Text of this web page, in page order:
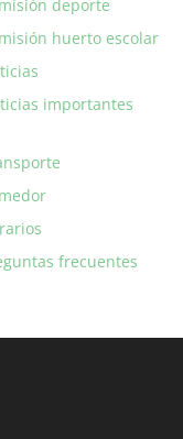
deporte
huerto escolar
importantes
frecuentes